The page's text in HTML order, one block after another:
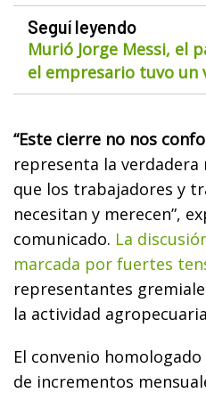
Seguí leyendo
Murió Jorge Messi, el
el empresario tuvo un
“Este cierre no nos
representa la
que los trabajadores y
necesitan y merecen”,
comunicado. La
marcada por fuertes
representantes
la actividad
El convenio
de incrementos